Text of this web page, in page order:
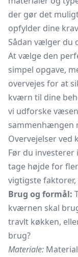
der gør det
opfylder dine
Sådan vælger du
At vælge den
simpel opgave,
overvejes for at
kværn til dine
vi udforske
sammenhængen
Overvejelser ved
Før du
tage højde for
vigtigste
Brug og formål:
kværnen skal
travlt køkken,
brug?
Materiale: